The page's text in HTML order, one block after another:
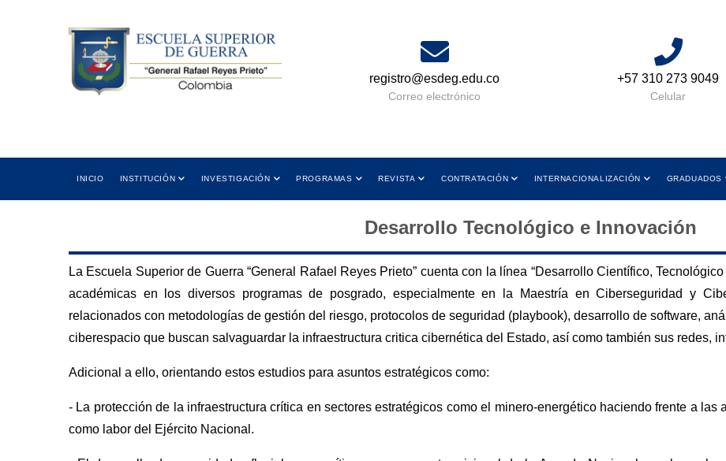
Cra 11 No. 102-50 Bogotá D.C.,
Colombia
registro@esdeg.edu.co
Correo electrónico
+57 310 273 9049
Celular
Main
INICIO INSTITUCIÓN INVESTIGACIÓN PROGRAMAS REVISTA CONTRATACIÓN INTERNACIONALIZACIÓN GRADUADOS
Desarrollo Tecnológico e Innovación
La Escuela Superior de Guerra “General Rafael Reyes Prieto” cuenta con la línea “Desarrollo Científico,
académicas en los diversos programas de posgrado, especialmente en la Maestría en Ciberseguridad y
relacionados con metodologías de gestión del riesgo, protocolos de seguridad (playbook), desarrollo de software,
ciberespacio que buscan salvaguardar la infraestructura critica cibernética del Estado, así como también sus redes,
Adicional a ello, orientando estos estudios para asuntos estratégicos como:
- La protección de la infraestructura crítica en sectores estratégicos como el minero-energético haciendo frente a
como labor del Ejército Nacional.